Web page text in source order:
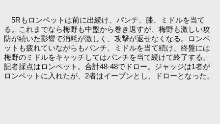
5Rもロンペットは前に出続け、パンチ、膝、ミドルを当て
る。これまでなら梅野も中盤から巻き返すが、梅野も激しい攻
防が続いた影響で消耗が激しく、攻撃が返せなくなる。ロンペ
ットも疲れていながらもパンチ、ミドルを当て続け、終盤には
梅野のミドルをキャッチしてはパンチを当て続けて終了する。
記者採点はロンペット。合計48-48でドロー。ジャッジは1者が
ロンペットに入れたが、2者はイーブンとし、ドローとなった。